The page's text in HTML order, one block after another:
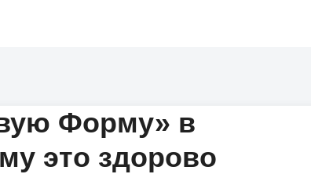
Форму» в
это здорово